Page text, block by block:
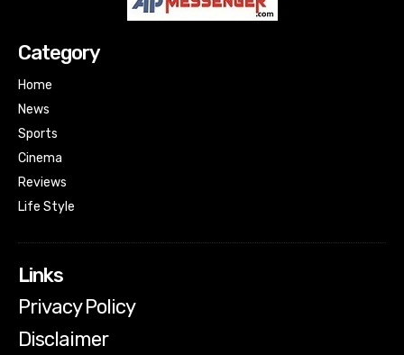
Category
Home
News
Sports
Cinema
Reviews
Life Style
Links
Privacy Policy
Disclaimer